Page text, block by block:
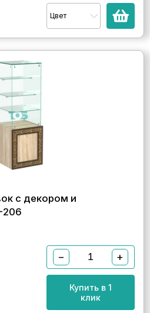
Цвет
с декором и
− +
Купить в 1
клик